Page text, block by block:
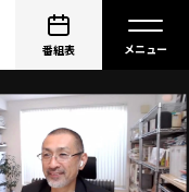
番組表